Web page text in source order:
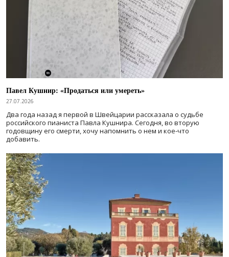
Павел Кушнир: «Продаться или умереть»
27.07.2026
Два года назад я первой в Швейцарии рассказала о судьбе
российского пианиста Павла Кушнира. Сегодня, во вторую
годовщину его смерти, хочу напомнить о нем и кое-что
добавить.